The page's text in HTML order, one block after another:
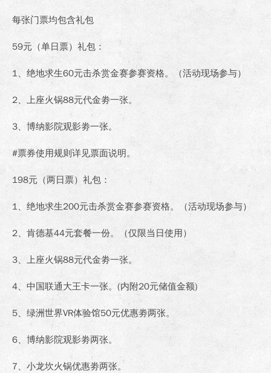
每张门票均包含礼包
59元（单日票）礼包：
1、绝地求生60元击杀赏金赛参赛资格。（活动现场参与）
2、上座火锅88元代金劵一张。
3、博纳影院观影劵一张。
#票券使用规则详见票面说明。
198元（两日票）礼包：
1、绝地求生200元击杀赏金赛参赛资格。（活动现场参与）
2、肯德基44元套餐一份。（仅限当日使用）
3、上座火锅88元代金劵一张。
4、中国联通大王卡一张。(内附20元储值金额)
5、绿洲世界VR体验馆50元优惠劵两张。
6、博纳影院观影劵两张。
7、小龙坎火锅优惠劵两张。